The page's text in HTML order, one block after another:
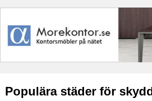
Populära städer för